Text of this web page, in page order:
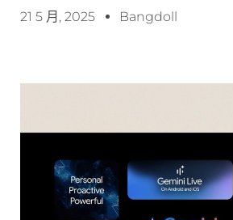
21 5 月, 2025 Bangdoll